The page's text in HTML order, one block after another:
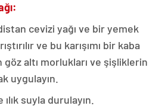
cevizi yağı ve bir yemek
ve bu karışımı bir kaba
göz altı morlukları ve şişliklerin
uygulayın.
suyla durulayın.